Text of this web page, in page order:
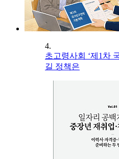
4.
초고령사회 ‘제1차
길 정책은